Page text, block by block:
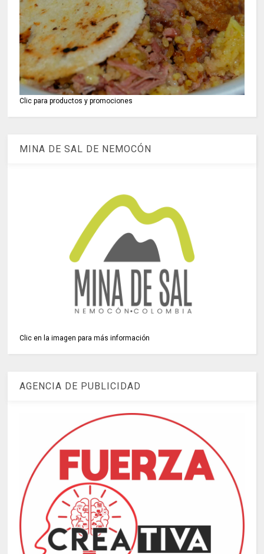
Clic para productos y promociones
MINA DE SAL DE NEMOCÓN
Clic en la imagen para más información
AGENCIA DE PUBLICIDAD